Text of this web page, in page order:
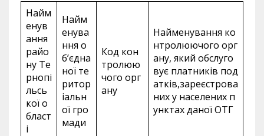
Найм
енув
ання
райо
ну Те
рнопі
льсь
кої о
бласт
і
Найм
енува
ння о
б’єдна
ної те
ритор
іальн
ої гро
мади
Код кон
тролюю
чого орг
ану
Найменування ко
нтролюючого орг
ану, який обслуго
вує платників под
атків,зареєстрова
них у населених п
унктах даної ОТГ